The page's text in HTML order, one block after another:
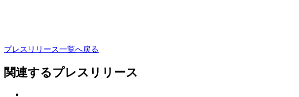
プレ ス リ リ ース一覧へ戻る
関連するプレスリリース